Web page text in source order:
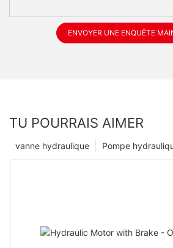
ENVOYER UNE ENQUÊTE
TU POURRAIS AIMER
Pompe
vanne hydraulique